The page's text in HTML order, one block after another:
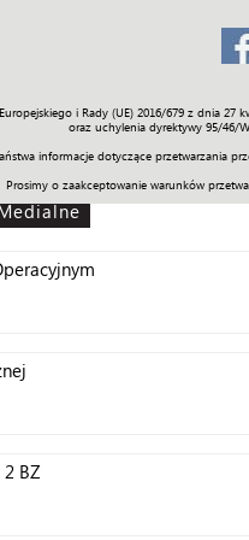
i Rady (UE) 2016/679 z dnia
oraz uchylenia dyrektywy 95/46/
informacje dotyczące przetwarzania
Prosimy o zaakceptowanie warunków
Prawo Świat Społeczność
BZ